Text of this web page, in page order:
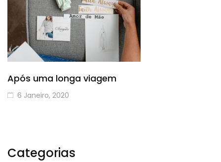
Após uma longa viagem
6 Janeiro, 2020
Categorias